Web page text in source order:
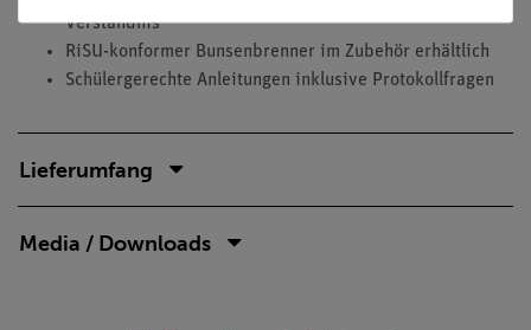
Verständnis
RiSU-konformer Bunsenbrenner im Zubehör erhältlich
Schülergerechte Anleitungen inklusive Protokollfragen
Lieferumfang
Media / Downloads